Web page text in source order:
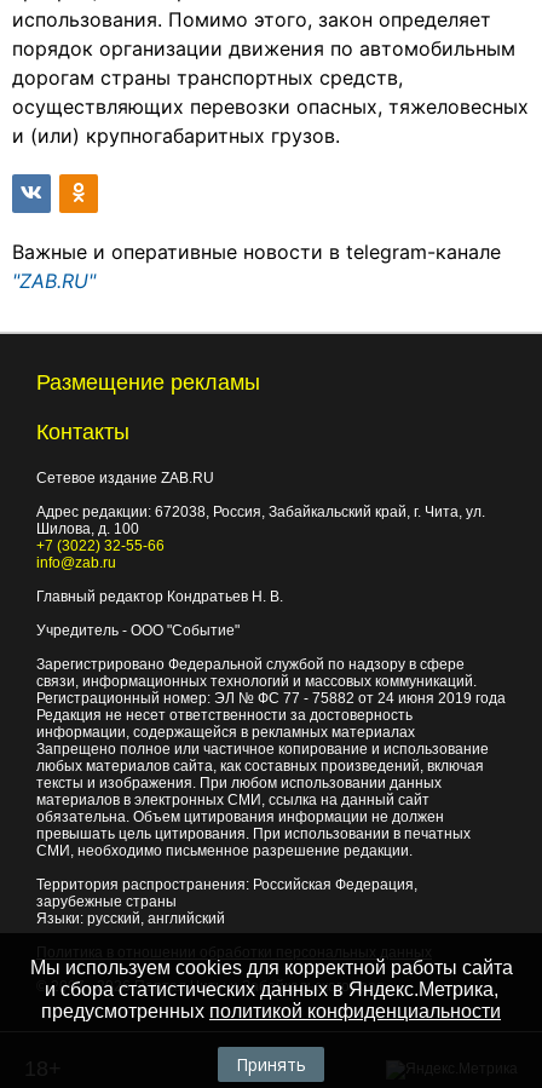
использования. Помимо этого, закон определяет
порядок организации движения по автомобильным
дорогам страны транспортных средств,
осуществляющих перевозки опасных, тяжеловесных
и (или) крупногабаритных грузов.
Важные и оперативные новости в telegram-канале
"ZAB.RU"
Размещение рекламы
Контакты
Сетевое издание ZAB.RU
Адрес редакции: 672038, Россия, Забайкальский край, г. Чита, ул.
Шилова, д. 100
+7 (3022) 32-55-66
info@zab.ru
Главный редактор Кондратьев Н. В.
Учредитель - ООО "Событие"
Зарегистрировано Федеральной службой по надзору в сфере
связи, информационных технологий и массовых коммуникаций.
Регистрационный номер: ЭЛ № ФС 77 - 75882 от 24 июня 2019 года
Редакция не несет ответственности за достоверность
информации, содержащейся в рекламных материалах
Запрещено полное или частичное копирование и использование
любых материалов сайта, как составных произведений, включая
тексты и изображения. При любом использовании данных
материалов в электронных СМИ, ссылка на данный сайт
обязательна. Объем цитирования информации не должен
превышать цель цитирования. При использовании в печатных
СМИ, необходимо письменное разрешение редакции.
Территория распространения: Российская Федерация,
зарубежные страны
Языки: русский, английский
© 2007 - 2026Портал Читы и Забайкальского края
Мы используем cookies для корректной работы сайта
и сбора статистических данных в Яндекс.Метрика,
предусмотренных политикой конфиденциальности
Принять